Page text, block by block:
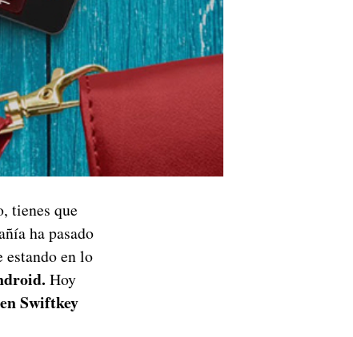
tienes que
ha pasado
estando en lo
Hoy
Swiftkey